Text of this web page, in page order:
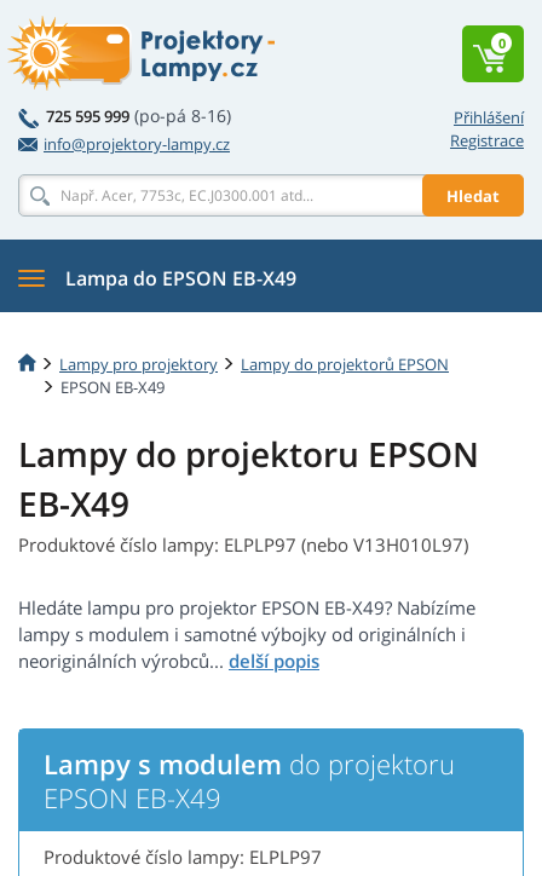
Přihlášení
Registrace
725 595 999 (po-pá 8-16)
info@projektory-lampy.cz
Hledat
0
Lampa do EPSON EB-X49
Lampy pro projektory
Lampy do projektorů EPSON
EPSON EB-X49
Lampy do projektoru EPSON
EB-X49
Produktové číslo lampy: ELPLP97 (nebo V13H010L97)
Hledáte lampu pro projektor EPSON EB-X49? Nabízíme
lampy s modulem i samotné výbojky od originálních i
neoriginálních výrobců...
Lampy s modulem do projektoru
EPSON EB-X49
Produktové číslo lampy: ELPLP97